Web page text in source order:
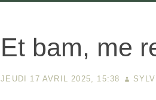
Et bam, me
JEUDI 17 AVRIL 2025, 15:38